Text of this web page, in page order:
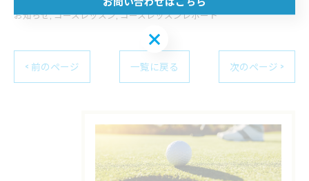
お知らせ コースレッスン コースレッスンレポート
< 前のページ 一覧に戻る 次のページ >
お問い合わせはこちら